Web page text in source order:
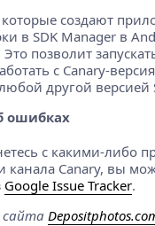
создают
в SDK Manager в
позволит
с Canary-
другой
ошибках
с какими-либо
канала Canary, вы
Google Issue Tracker.
сайта